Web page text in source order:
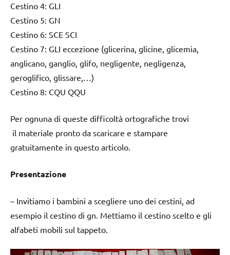
Cestino 4: GLI
Cestino 5: GN
Cestino 6: SCE SCI
Cestino 7: GLI eccezione (glicerina, glicine, glicemia,
anglicano, ganglio, glifo, negligente, negligenza,
geroglifico, glissare,…)
Cestino 8: CQU QQU
Per ognuna di queste difficoltà ortografiche trovi
il materiale pronto da scaricare e stampare
gratuitamente in questo articolo.
Presentazione
– Invitiamo i bambini a scegliere uno dei cestini, ad
esempio il cestino di gn. Mettiamo il cestino scelto e gli
alfabeti mobili sul tappeto.